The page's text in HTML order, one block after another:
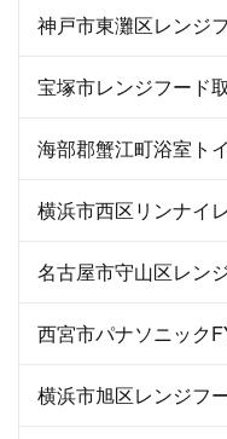
神戸市東灘区レンジ
宝塚市レンジフード
海部郡蟹江町浴室ト
横浜市西区リンナイ
名古屋市守山区レン
西宮市パナソニック
横浜市旭区レンジフ